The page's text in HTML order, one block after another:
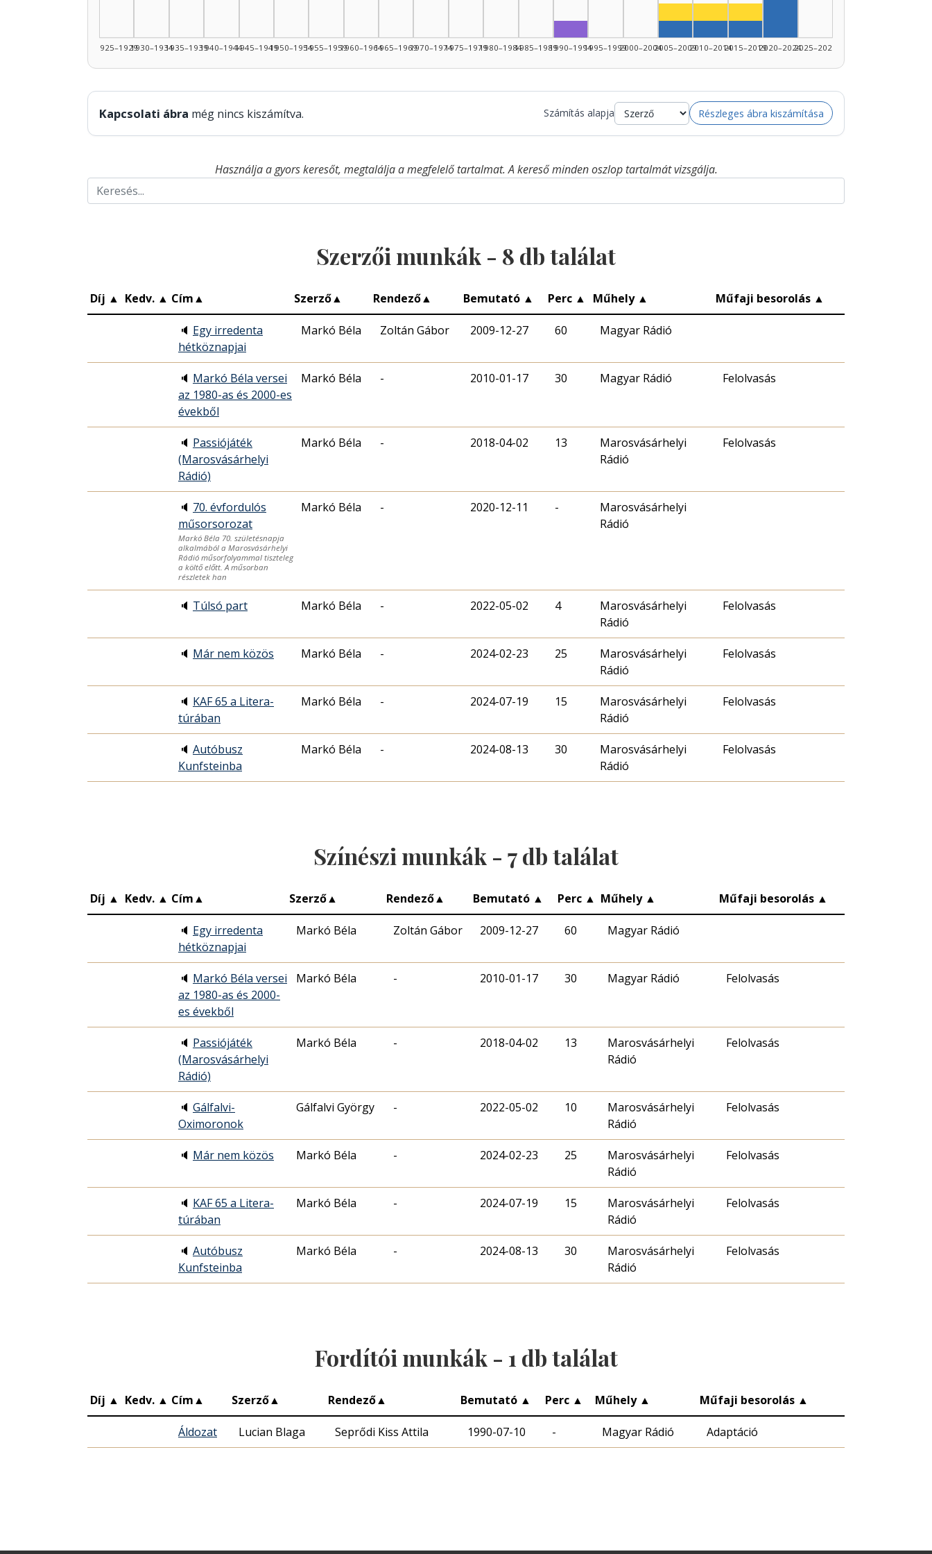
1925–19291930–19341935–19391940–19441945–19491950–19541955–19591960–19641965–19691970–19741975–19791980–19841985–1989
Fordító, 1990–1994: 1
1990–19941995–19992000–2004
Szerző, 2005–2009: 1
Színész, 2005–2009: 1
2005–2009
Szerző, 2010–2014: 1
Színész, 2010–2014: 1
2010–2014
Szerző, 2015–2019: 1
Színész, 2015–2019: 1
2015–20192020–20242025–2026
Kapcsolati ábra még nincs kiszámítva. Számítás alapja Részleges ábra kiszámítása
Használja a gyors keresőt, megtalálja a megfelelő tartalmat. A kereső minden oszlop tartalmát vizsgálja.
Szerzői munkák - 8 db találat
Díj ▲ Kedv. ▲ Cím▲ Szerző▲ Rendező▲ Bemutató ▲ Perc ▲ Műhely ▲ Műfaji besorolás ▲
🔈 Egy irredenta
hétköznapjai
Markó Béla Zoltán Gábor 2009-12-27 60 Magyar Rádió
🔈 Markó Béla versei
az 1980-as és 2000-es
évekből
Markó Béla - 2010-01-17 30 Magyar Rádió Felolvasás
🔈 Passiójáték
(Marosvásárhelyi
Rádió)
Markó Béla - 2018-04-02 13
Marosvásárhelyi
Rádió
Felolvasás
🔈 70. évfordulós
műsorsorozat
Markó Béla 70. születésnapja
alkalmából a Marosvásárhelyi
Rádió műsorfolyammal tiszteleg
a költő előtt. A műsorban
részletek han
Markó Béla - 2020-12-11 -
Marosvásárhelyi
Rádió
🔈 Túlsó part Markó Béla - 2022-05-02 4
Marosvásárhelyi
Rádió
Felolvasás
🔈 Már nem közös Markó Béla - 2024-02-23 25
Marosvásárhelyi
Rádió
Felolvasás
🔈 KAF 65 a Litera-
túrában
Markó Béla - 2024-07-19 15
Marosvásárhelyi
Rádió
Felolvasás
🔈 Autóbusz
Kunfsteinba
Markó Béla - 2024-08-13 30
Marosvásárhelyi
Rádió
Felolvasás
Színészi munkák - 7db találat
Díj ▲ Kedv. ▲ Cím▲ Szerző▲ Rendező▲ Bemutató ▲ Perc ▲ Műhely ▲ Műfaji besorolás ▲
🔈 Egy irredenta
hétköznapjai
Markó Béla Zoltán Gábor 2009-12-27 60 Magyar Rádió
🔈 Markó Béla versei
az 1980-as és 2000-
es évekből
Markó Béla - 2010-01-17 30 Magyar Rádió Felolvasás
🔈 Passiójáték
(Marosvásárhelyi
Rádió)
Markó Béla - 2018-04-02 13
Marosvásárhelyi
Rádió
Felolvasás
🔈 Gálfalvi-
Oximoronok
Gálfalvi György - 2022-05-02 10
Marosvásárhelyi
Rádió
Felolvasás
🔈 Már nem közös Markó Béla - 2024-02-23 25
Marosvásárhelyi
Rádió
Felolvasás
🔈 KAF 65 a Litera-
túrában
Markó Béla - 2024-07-19 15
Marosvásárhelyi
Rádió
Felolvasás
🔈 Autóbusz
Kunfsteinba
Markó Béla - 2024-08-13 30
Marosvásárhelyi
Rádió
Felolvasás
Fordítói munkák - 1 db találat
Díj ▲ Kedv. ▲ Cím▲ Szerző▲ Rendező▲ Bemutató ▲ Perc ▲ Műhely ▲ Műfaji besorolás ▲
Áldozat Lucian Blaga Seprődi Kiss Attila 1990-07-10 - Magyar Rádió Adaptáció